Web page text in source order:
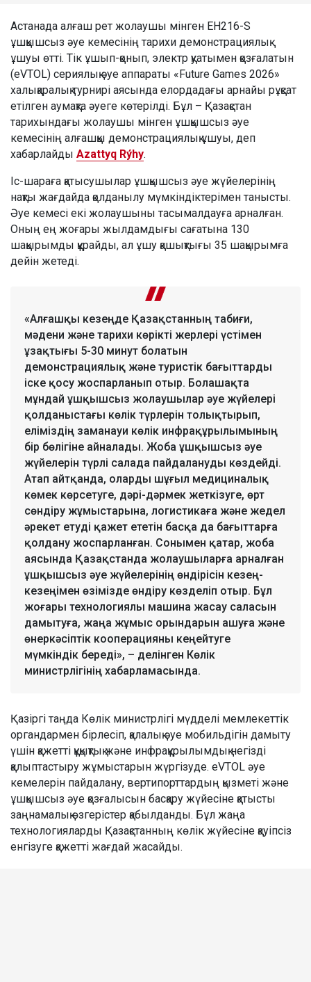
Астанада алғаш рет жолаушы мінген EH216-S
ұшқышсыз әуе кемесінің тарихи демонстрациялық
ұшуы өтті. Тік ұшып-қонып, электр қуатымен қозғалатын
(eVTOL) сериялық әуе аппараты «Future Games 2026»
халықаралық турнирі аясында елордадағы арнайы рұқсат
етілген аумақта әуеге көтерілді. Бұл – Қазақстан
тарихындағы жолаушы мінген ұшқышсыз әуе
кемесінің алғашқы демонстрациялық ұшуы, деп
хабарлайды Azattyq Rýhy.
Іс-шараға қатысушылар ұшқышсыз әуе жүйелерінің
нақты жағдайда қолданылу мүмкіндіктерімен танысты.
Әуе кемесі екі жолаушыны тасымалдауға арналған.
Оның ең жоғары жылдамдығы сағатына 130
шақырымды құрайды, ал ұшу қашықтығы 35 шақырымға
дейін жетеді.
«Алғашқы кезеңде Қазақстанның табиғи,
мәдени және тарихи көрікті жерлері үстімен
ұзақтығы 5-30 минут болатын
демонстрациялық және туристік бағыттарды
іске қосу жоспарланып отыр. Болашақта
мұндай ұшқышсыз жолаушылар әуе жүйелері
қолданыстағы көлік түрлерін толықтырып,
еліміздің заманауи көлік инфрақұрылымының
бір бөлігіне айналады. Жоба ұшқышсыз әуе
жүйелерін түрлі салада пайдалануды көздейді.
Атап айтқанда, оларды шұғыл медициналық
көмек көрсетуге, дәрі-дәрмек жеткізуге, өрт
сөндіру жұмыстарына, логистикаға және жедел
әрекет етуді қажет ететін басқа да бағыттарға
қолдану жоспарланған. Сонымен қатар, жоба
аясында Қазақстанда жолаушыларға арналған
ұшқышсыз әуе жүйелерінің өндірісін кезең-
кезеңімен өзімізде өндіру көзделіп отыр. Бұл
жоғары технологиялы машина жасау саласын
дамытуға, жаңа жұмыс орындарын ашуға және
өнеркәсіптік кооперацияны кеңейтуге
мүмкіндік береді», – делінген Көлік
министрлігінің хабарламасында.
Қазіргі таңда Көлік министрлігі мүдделі мемлекеттік
органдармен бірлесіп, қалалық әуе мобильдігін дамыту
үшін қажетті құқықтық және инфрақұрылымдық негізді
қалыптастыру жұмыстарын жүргізуде. eVTOL әуе
кемелерін пайдалану, вертипорттардың қызметі және
ұшқышсыз әуе қозғалысын басқару жүйесіне қатысты
заңнамалық өзгерістер қабылданды. Бұл жаңа
технологияларды Қазақстанның көлік жүйесіне қауіпсіз
енгізуге қажетті жағдай жасайды.